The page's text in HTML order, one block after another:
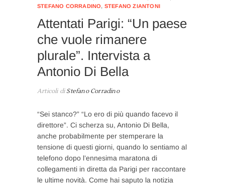
STEFANO CORRADINO, STEFANO ZIANTONI
Attentati Parigi: “Un paese
che vuole rimanere
plurale”. Intervista a
Antonio Di Bella
Articoli diStefano Corradino
“Sei stanco?” “Lo ero di più quando facevo il
direttore”. Ci scherza su, Antonio Di Bella,
anche probabilmente per stemperare la
tensione di questi giorni, quando lo sentiamo al
telefono dopo l’ennesima maratona di
collegamenti in diretta da Parigi per raccontare
le ultime novità. Come hai saputo la notizia